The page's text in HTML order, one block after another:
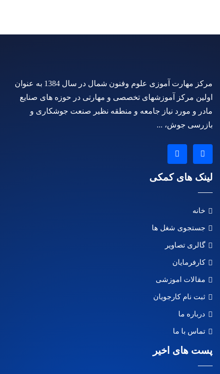
مرکز مهارت آموزی علوم وفنون شمال در سال 1384 به عنوان
اولین مرکز آموزشهای تخصصی و مهارتی در حوزه های صنایع
مادر و مورد نیاز جامعه و منطقه نظیر صنعت جوشکاری و
بازرسی جوش، ...
لینک های کمکی
خانه
جستجوی شغل ها
گالری تصاویر
کارفرمایان
مقالات اموزشی
ثبت نام کارجویان
درباره ما
تماس با ما
پست های اخیر